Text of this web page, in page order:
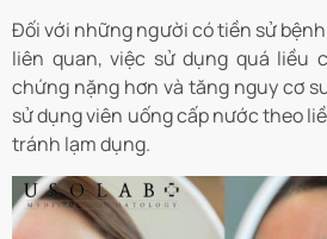
Đối với những người có tiền sử
liên quan, việc sử dụng quá liều
chứng nặng hơn và tăng nguy cơ
sử dụng viên uống cấp nước theo
tránh lạm dụng.